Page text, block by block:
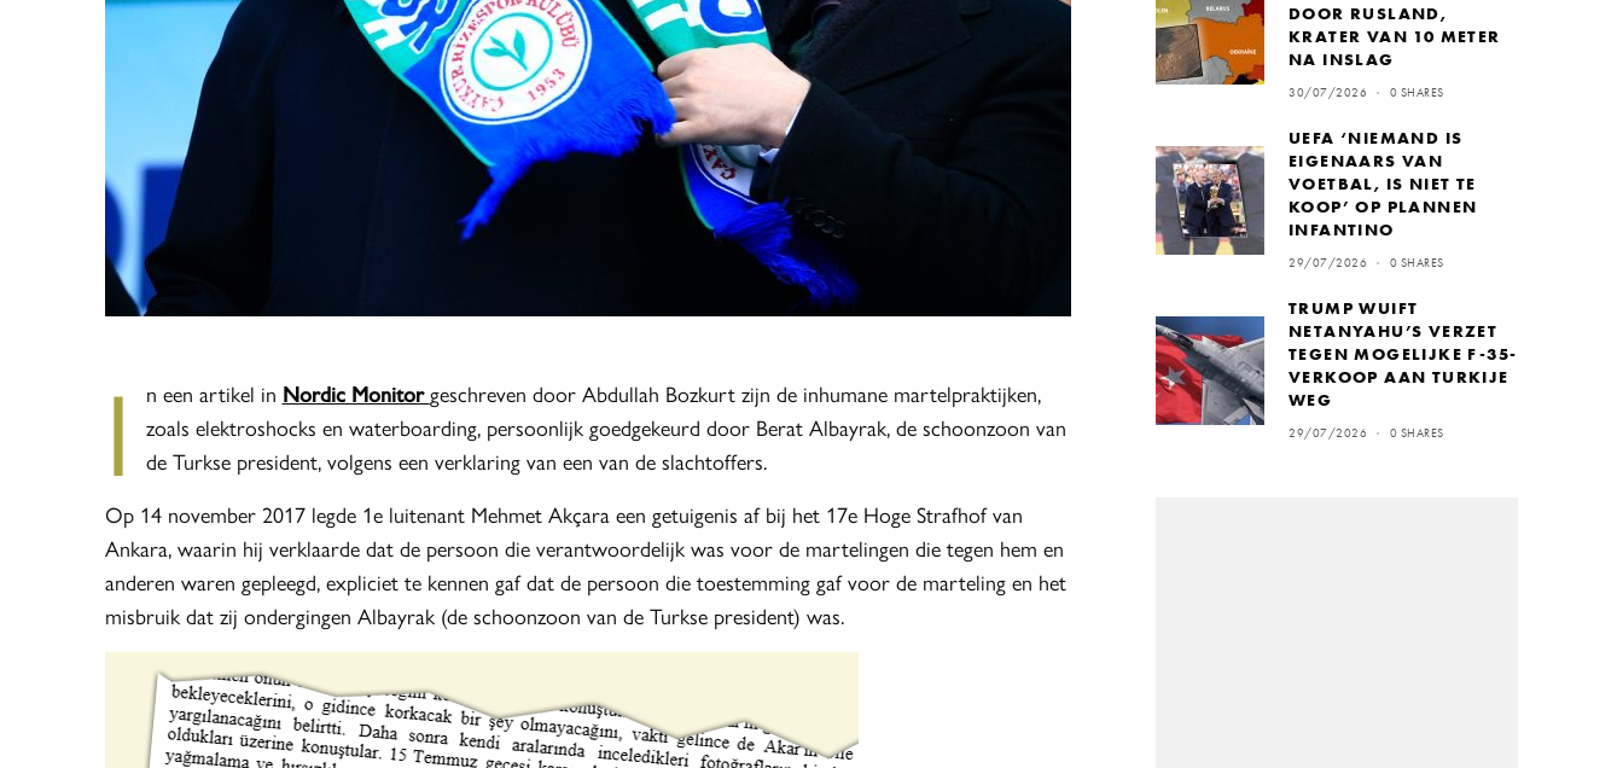
I n een artikel in Nordic Monitorgeschreven door Abdullah Bozkurt zijn de inhumane martelpraktijken,
zoals elektroshocks en waterboarding, persoonlijk goedgekeurd door Berat Albayrak, de schoonzoon van
de Turkse president, volgens een verklaring van een van de slachtoffers.
Op 14 november 2017 legde 1e luitenant Mehmet Akçara een getuigenis af bij het 17e Hoge Strafhof van
Ankara, waarin hij verklaarde dat de persoon die verantwoordelijk was voor de martelingen die tegen hem en
anderen waren gepleegd, expliciet te kennen gaf dat de persoon die toestemming gaf voor de marteling en het
misbruik dat zij ondergingen Albayrak (de schoonzoon van de Turkse president) was.
DOOR RUSLAND,
KRATER VAN 10 METER
NA INSLAG
30/07/2026 0 SHARES
UEFA ‘NIEMAND IS
EIGENAARS VAN
VOETBAL, IS NIET TE
KOOP’ OP PLANNEN
INFANTINO
29/07/2026 0 SHARES
TRUMP WUIFT
NETANYAHU’S VERZET
TEGEN MOGELIJKE F-35-
VERKOOP AAN TURKIJE
WEG
29/07/2026 0 SHARES